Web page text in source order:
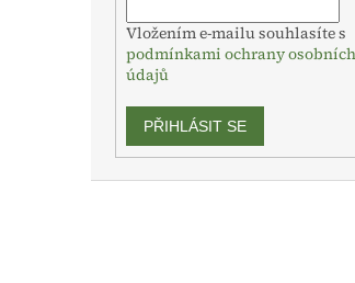
Vložením e-mailu souhlasíte s
podmínkami ochrany osobních
údajů
PŘIHLÁSIT SE